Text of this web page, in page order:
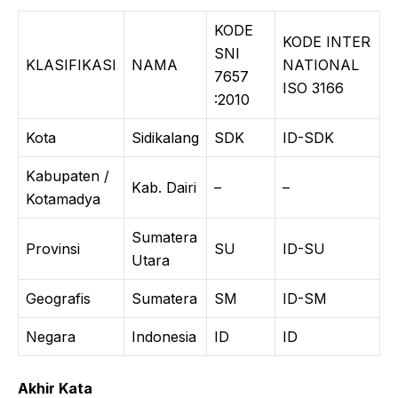
KLASIFIKASI NAMA
KODE
SNI
7657
:2010
KODE INTER
NATIONAL
ISO 3166
Kota Sidikalang SDK ID-SDK
Kabupaten /
Kotamadya
Kab. Dairi – –
Provinsi
Sumatera
Utara
SU ID-SU
Geografis Sumatera SM ID-SM
Negara Indonesia ID ID
Akhir Kata